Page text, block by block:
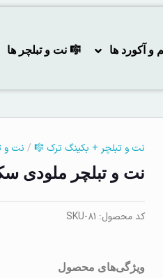
و آکورد ها 🎼 نت و تبلچر ها
نت و تبلچر + بکینگ ترک 🎼 / نت و
نت و تبلچر ملودی
کد محصول: SKU-81
ویژگی‌های محصول